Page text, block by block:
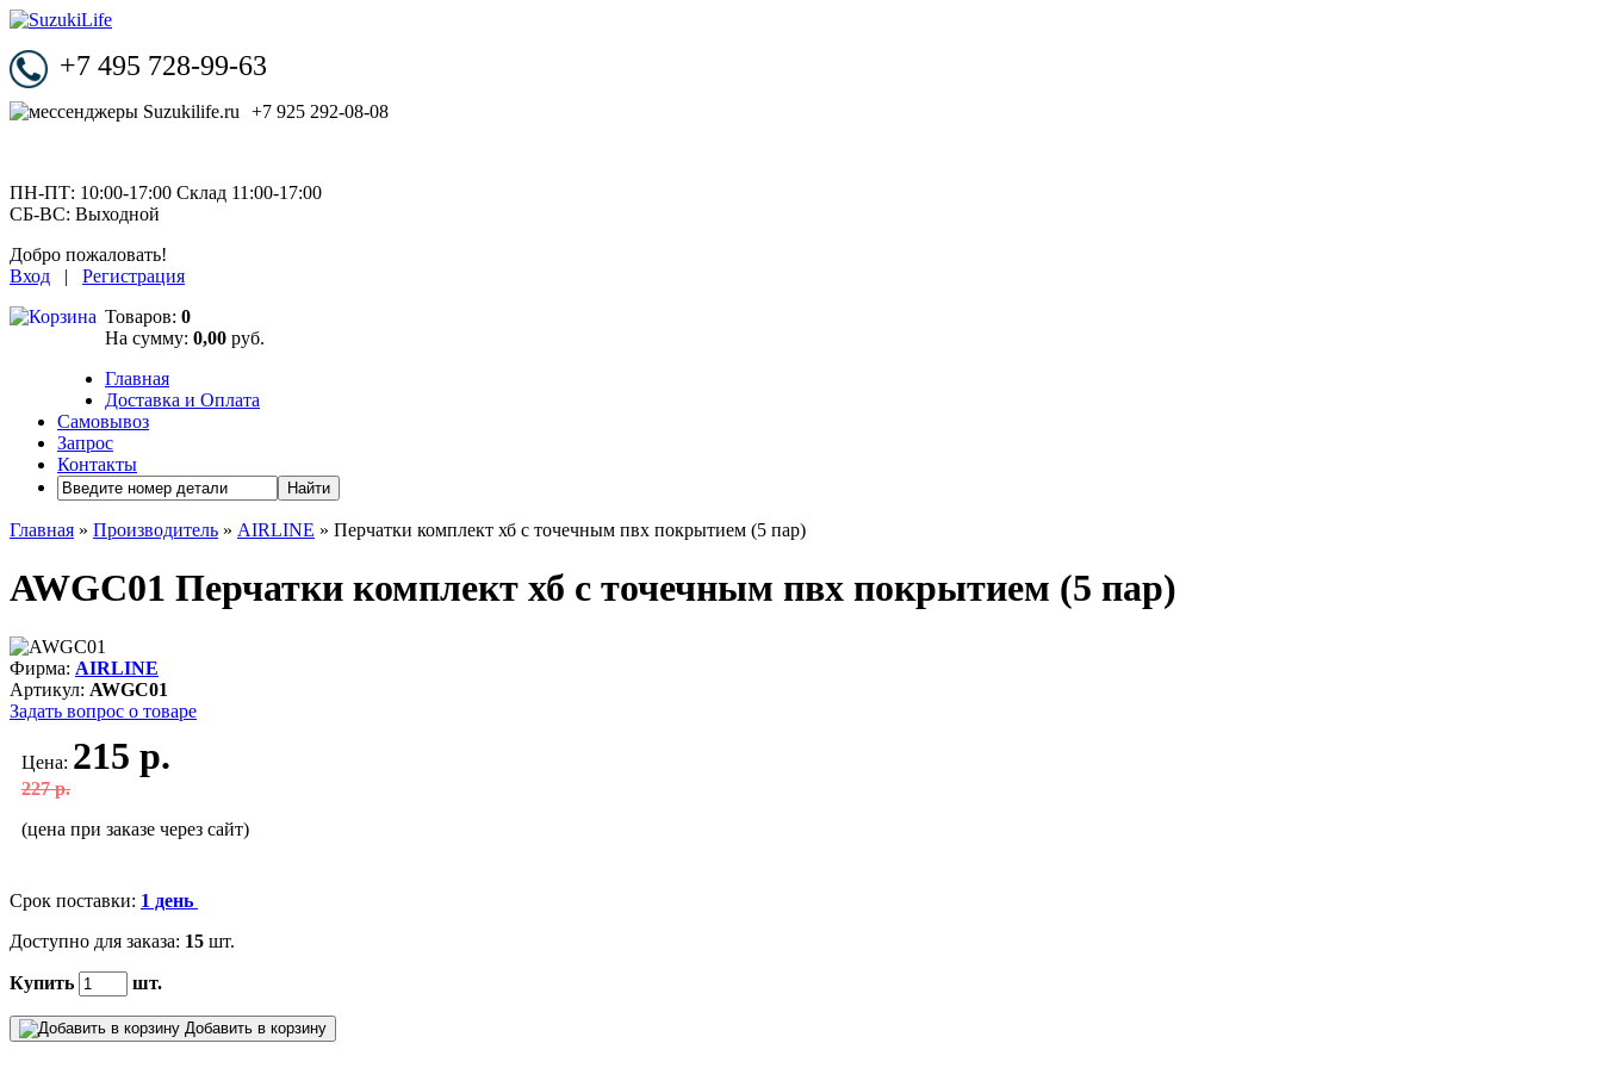
+7 495 728-99-63
+7 925 292-08-08
ПН-ПТ: 10:00-17:00 Склад 11:00-17:00
СБ-ВС: Выходной
Добро пожаловать!
Вход | Регистрация
Товаров: 0
На сумму: 0,00 руб.
Главная
Доставка и Оплата
Самовывоз
Запрос
Контакты
Найти
Главная » Производитель » AIRLINE » Перчатки комплект хб с точечным пвх покрытием (5 пар)
AWGC01 Перчатки комплект хб с точечным пвх покрытием (5 пар)
Фирма: AIRLINE
Артикул: AWGC01
Задать вопрос о товаре
Цена: 215 р.
227 р.
(цена при заказе через сайт)
Срок поставки: 1 день
Доступно для заказа: 15 шт.
Купить шт.
Добавить в корзину